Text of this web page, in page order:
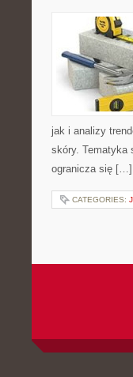
jak i analizy
skóry. Tematyka
ogranicza się […]
CATEGORIES: